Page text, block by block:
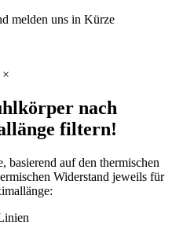
melden uns in Kürze
×
nach
filtern!
basierend auf den thermischen
Widerstand jeweils für